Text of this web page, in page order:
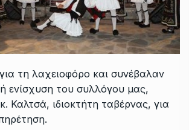
τη λαχειοφόρο και συνέβαλαν
ενίσχυση του συλλόγου μας,
Καλτσά, ιδιοκτήτη ταβέρνας, για